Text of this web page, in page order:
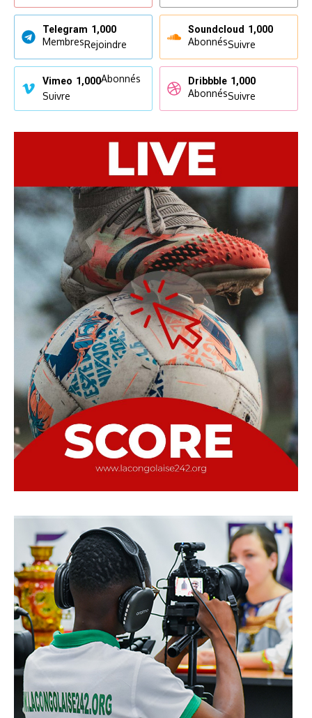
Telegram 1,000
MembresRejoindre
Soundcloud 1,000
AbonnésSuivre
Vimeo 1,000Abonnés
Suivre
Dribbble 1,000
AbonnésSuivre